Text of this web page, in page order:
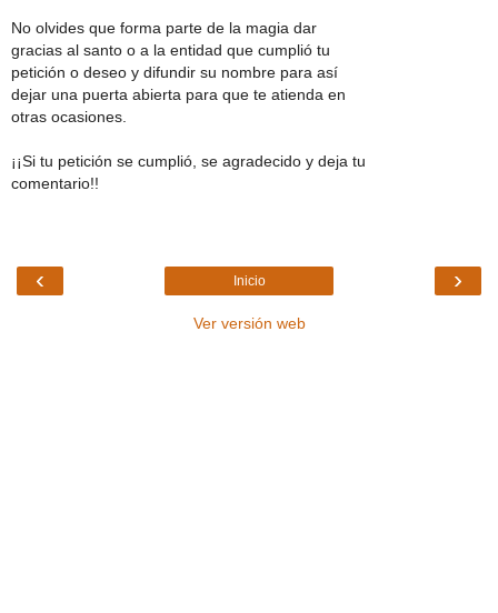
No olvides que forma parte de la magia dar
gracias al santo o a la entidad que cumplió tu
petición o deseo y difundir su nombre para así
dejar una puerta abierta para que te atienda en
otras ocasiones.
¡¡Si tu petición se cumplió, se agradecido y deja tu
comentario!!
‹ ›
Inicio
Ver versión web